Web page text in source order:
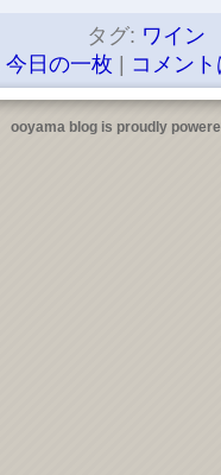
タグ: ワイン
今日の一枚 コメン
ooyama blog is proudly